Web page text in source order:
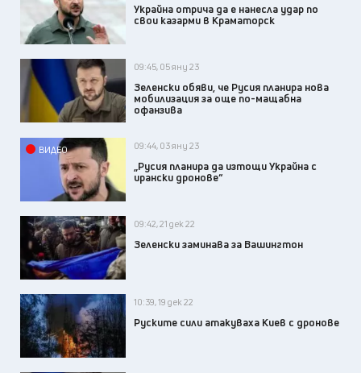
Украйна отрича да е нанесла удар по
свои казарми в Краматорск
09:45, 05 яну 23
Зеленски обяви, че Русия планира нова
мобилизация за още по-мащабна
офанзива
ВИДЕО 09:44, 03 яну 23
„Русия планира да изтощи Украйна с
ирански дронове“
09:42, 21 дек 22
Зеленски заминава за Вашингтон
10:39, 19 дек 22
Руските сили атакуваха Киев с дронове